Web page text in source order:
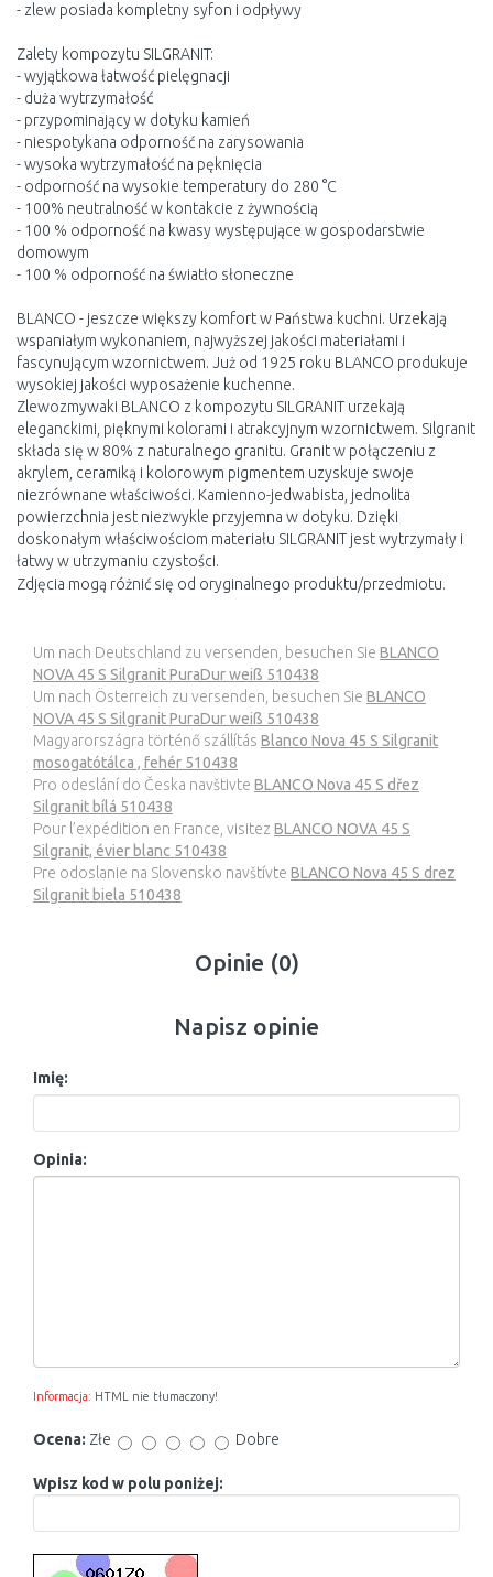
- zlew posiada kompletny syfon i odpływy
Zalety kompozytu SILGRANIT:
- wyjątkowa łatwość pielęgnacji
- duża wytrzymałość
- przypominający w dotyku kamień
- niespotykana odporność na zarysowania
- wysoka wytrzymałość na pęknięcia
- odporność na wysokie temperatury do 280 °C
- 100% neutralność w kontakcie z żywnością
- 100 % odporność na kwasy występujące w gospodarstwie
domowym
- 100 % odporność na światło słoneczne
BLANCO - jeszcze większy komfort w Państwa kuchni. Urzekają
wspaniałym wykonaniem, najwyższej jakości materiałami i
fascynującym wzornictwem. Już od 1925 roku BLANCO produkuje
wysokiej jakości wyposażenie kuchenne.
Zlewozmywaki BLANCO z kompozytu SILGRANIT urzekają
eleganckimi, pięknymi kolorami i atrakcyjnym wzornictwem. Silgranit
składa się w 80% z naturalnego granitu. Granit w połączeniu z
akrylem, ceramiką i kolorowym pigmentem uzyskuje swoje
niezrównane właściwości. Kamienno-jedwabista, jednolita
powierzchnia jest niezwykle przyjemna w dotyku. Dzięki
doskonałym właściwościom materiału SILGRANIT jest wytrzymały i
łatwy w utrzymaniu czystości.
Zdjęcia mogą różnić się od oryginalnego produktu/przedmiotu.
Um nach Deutschland zu versenden, besuchen Sie BLANCO
NOVA 45 S Silgranit PuraDur weiß 510438
Um nach Österreich zu versenden, besuchen Sie BLANCO
NOVA 45 S Silgranit PuraDur weiß 510438
Magyarországra történő szállítás Blanco Nova 45 S Silgranit
mosogatótálca , fehér 510438
Pro odeslání do Česka navštivte BLANCO Nova 45 S dřez
Silgranit bílá 510438
Pour l’expédition en France, visitez BLANCO NOVA 45 S
Silgranit, évier blanc 510438
Pre odoslanie na Slovensko navštívte BLANCO Nova 45 S drez
Silgranit biela 510438
Opinie (0)
Napisz opinie
Imię:
Opinia:
Informacja: HTML nie tłumaczony!
Ocena: Złe Dobre
Wpisz kod w polu poniżej: